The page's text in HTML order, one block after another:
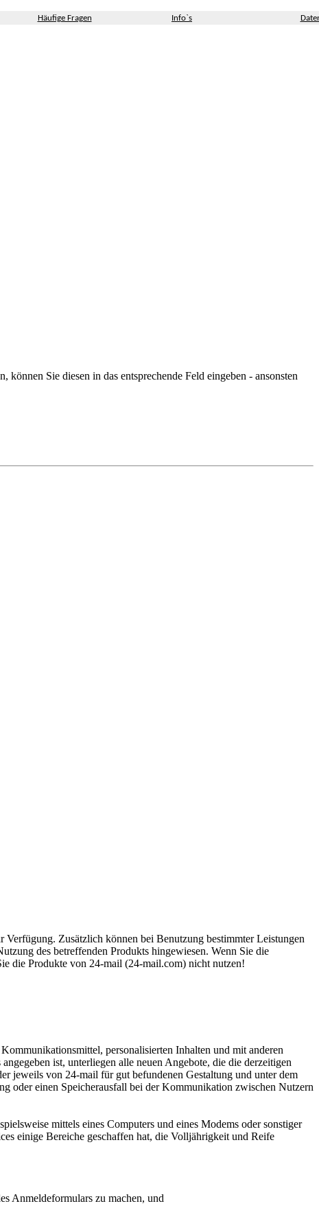
Häufige Fragen Info`s
Sie diesen in das entsprechende Feld eingeben - ansonsten
Zusätzlich können bei Benutzung bestimmter Leistungen
des betreffenden Produkts hingewiesen. Wenn Sie die
die Produkte von 24-mail (24-mail.com) nicht nutzen!
personalisierten Inhalten und mit anderen
ist, unterliegen alle neuen Angebote, die die derzeitigen
jeweils von 24-mail für gut befundenen Gestaltung und unter dem
oder einen Speicherausfall bei der Kommunikation zwischen Nutzern
mittels eines Computers und eines Modems oder sonstiger
einige Bereiche geschaffen hat, die Volljährigkeit und Reife
Anmeldeformulars zu machen, und
sollte anzunehmen, daß solche Informationen unwahr, ungenau,